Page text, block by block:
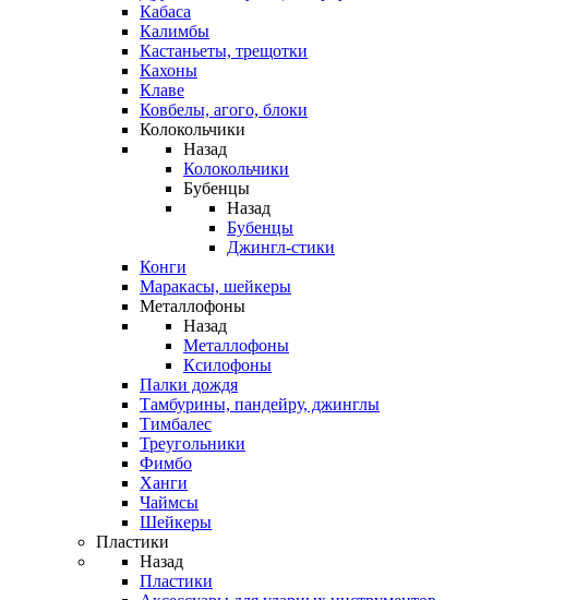
Кабаса
Калимбы
Кастаньеты, трещотки
Кахоны
Клаве
Ковбелы, агого, блоки
Колокольчики
Назад
Колокольчики
Бубенцы
Назад
Бубенцы
Джингл-стики
Конги
Маракасы, шейкеры
Металлофоны
Назад
Металлофоны
Ксилофоны
Палки дождя
Тамбурины, пандейру, джинглы
Тимбалес
Треугольники
Фимбо
Ханги
Чаймсы
Шейкеры
Пластики
Назад
Пластики